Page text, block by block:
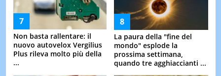
Non basta rallentare: il
nuovo autovelox Vergilius
Plus rileva molto più della
...
La paura della "fine del
mondo" esplode la
prossima settimana,
quando tre agghiaccianti ...